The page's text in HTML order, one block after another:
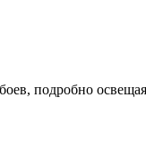
подробно